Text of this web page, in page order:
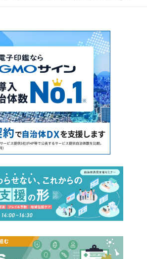
信・裏瀬戸芸プロジェクト〜」開催レポー
ト（前編）